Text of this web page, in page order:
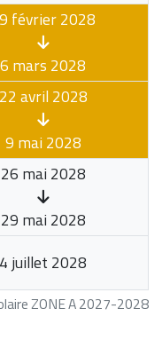
ZONE A 2027-2028
février 2028
6 mars 2028
22 avril 2028
9 mai 2028
26 mai 2028
29 mai 2028
4 juillet 2028